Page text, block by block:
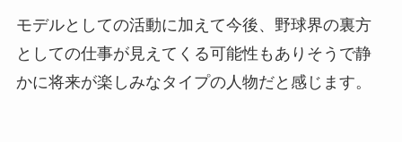
モデルとしての活動に加えて今後、野球界の裏方
としての仕事が見えてくる可能性もありそうで静
かに将来が楽しみなタイプの人物だと感じます。